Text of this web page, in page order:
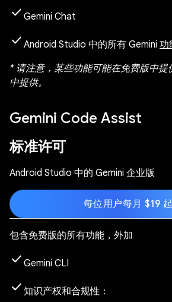
check Gemini Chat
check Android Studio 中的所有 Gemini 功
* 请注意，某些功能可能在免费版中提
中提供。
Gemini Code Assist
标准许可
Android Studio 中的 Gemini 企业版
每位用户每月 $19 起
包含免费版的所有功能，外加
check Gemini CLI
check 知识产权和合规性 ：